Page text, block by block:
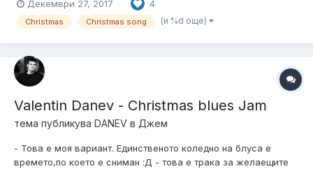
Декември 27, 2017
4
Christmas Christmas song (и %d още)
Valentin Danev - Christmas blues Jam
тема публикува DANEV в Джем
- Това е моя вариант. Единственото коледно на блуса е
времето,по което е сниман :Д - това е трака за желаещите